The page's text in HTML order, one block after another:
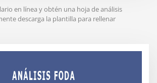
en línea y obtén una hoja de análisis
descarga la plantilla para rellenar